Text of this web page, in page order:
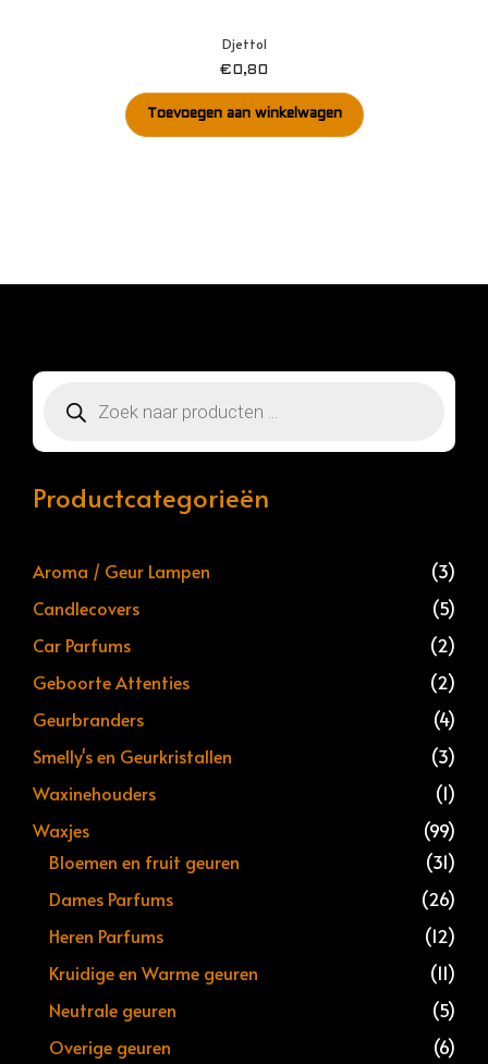
Djettol
€0,80
Toevoegen aan winkelwagen
zoeken
Productcategorieën
Aroma / Geur Lampen
(3)
Candlecovers
(5)
Car Parfums
(2)
Geboorte Attenties
(2)
Geurbranders
(4)
Smelly's en Geurkristallen
(3)
Waxinehouders
(1)
Waxjes
(99)
Bloemen en fruit geuren
(31)
Dames Parfums
(26)
Heren Parfums
(12)
Kruidige en Warme geuren
(11)
Neutrale geuren
(5)
Overige geuren
(6)